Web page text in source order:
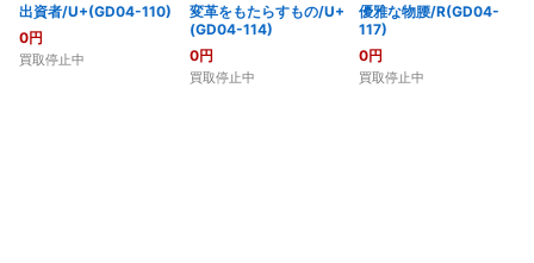
出資者/U+(GD04-110)
0円
買取停止中
変革をもたらすもの/U+
(GD04-114)
0円
買取停止中
優雅な物腰/R(GD04-
117)
0円
買取停止中